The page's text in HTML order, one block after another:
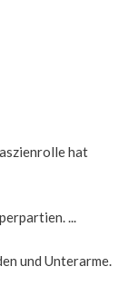
hat
...
und Unterarme.